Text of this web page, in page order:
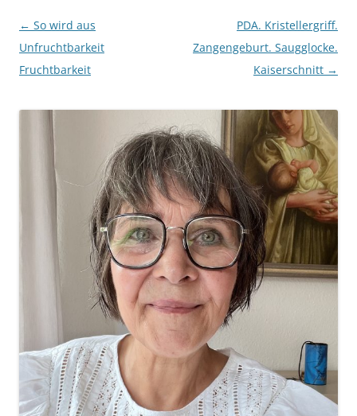
Beitragsnavigation
← So wird aus
Unfruchtbarkeit
Fruchtbarkeit
PDA. Kristellergriff.
Zangengeburt. Saugglocke.
Kaiserschnitt →